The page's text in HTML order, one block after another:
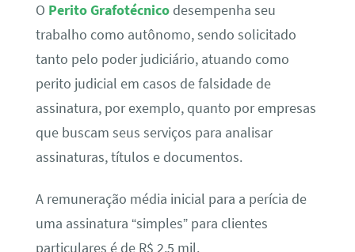
O Perito Grafotécnicodesempenha seu
trabalho como autônomo, sendo solicitado
tanto pelo poder judiciário, atuando como
perito judicial em casos de falsidade de
assinatura, por exemplo, quanto por empresas
que buscam seus serviços para analisar
assinaturas, títulos e documentos.
A remuneração média inicial para a perícia de
uma assinatura “simples” para clientes
particulares é de R$ 2,5 mil.